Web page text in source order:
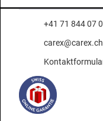
+41 71 844 07
carex@carex.ch